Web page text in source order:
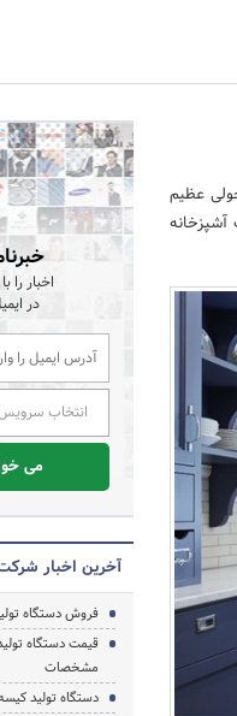
عظیم
اخبار را
در
انتخاب
می
آخرین اخبار
فروش دستگاه
قیمت دستگاه
مشخصات
دستگاه تولید